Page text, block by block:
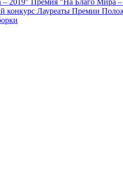
2019" Премия "На Благо Мира –
конкурс Лауреаты Премии